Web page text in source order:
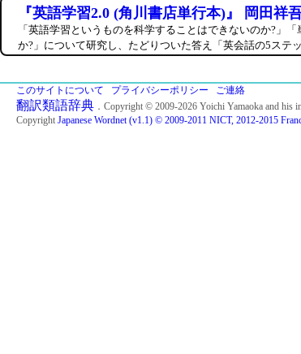
『英語学習2.0 (角川書店単行本)』 岡田祥
「英語学習というものを科学することはできないのか?」
か?」について研究し、たどりついた答え「英会話の5ステッ
このサイトについて プライバシーポリシー ご連絡
翻訳類語辞典 ．Copyright © 2009-2026 Yoichi Yamaoka and his
Copyright Japanese Wordnet (v1.1) © 2009-2011 NICT, 2012-2015